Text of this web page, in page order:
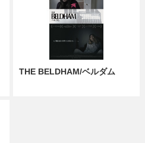
THE BELDHAM/ベルダム